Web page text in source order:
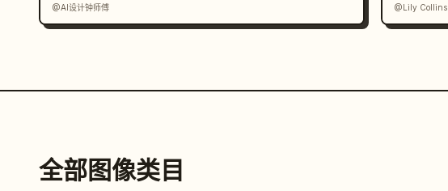
@AI设计钟师傅 @Lily Collins
全部图像类目